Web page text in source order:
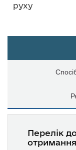
руху
Перелік